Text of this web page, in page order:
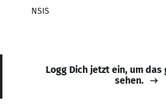
NSIS
Logg Dich jetzt ein, um das
sehen.